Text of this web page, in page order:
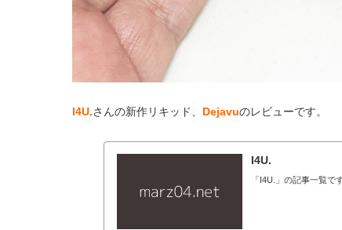
I4U.さんの新作リキッド、 Dejavuのレビューです。
I4U.
「I4U.」の記事一覧です